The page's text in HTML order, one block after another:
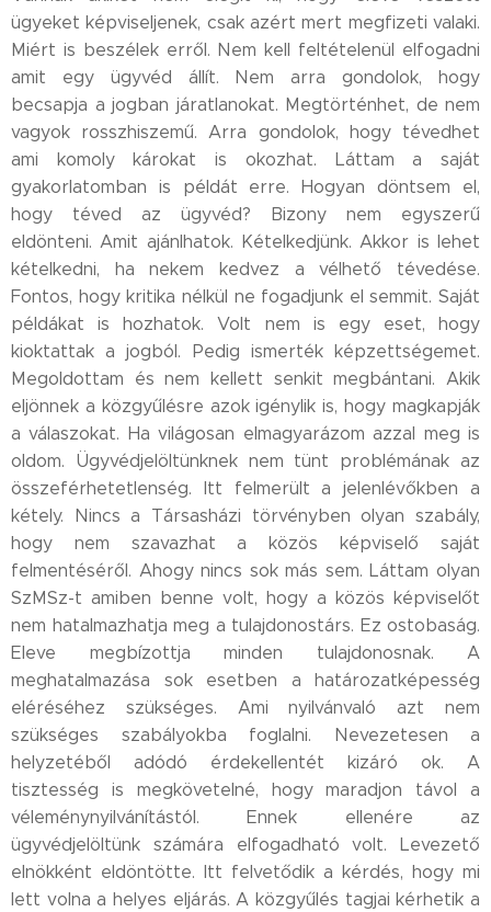
ügyeket képviseljenek, csak azért mert megfizeti valaki.
Miért is beszélek erről. Nem kell feltételenül elfogadni
amit egy ügyvéd állít. Nem arra gondolok, hogy
becsapja a jogban járatlanokat. Megtörténhet, de nem
vagyok rosszhiszemű. Arra gondolok, hogy tévedhet
ami komoly károkat is okozhat. Láttam a saját
gyakorlatomban is példát erre. Hogyan döntsem el,
hogy téved az ügyvéd? Bizony nem egyszerű
eldönteni. Amit ajánlhatok. Kételkedjünk. Akkor is lehet
kételkedni, ha nekem kedvez a vélhető tévedése.
Fontos, hogy kritika nélkül ne fogadjunk el semmit. Saját
példákat is hozhatok. Volt nem is egy eset, hogy
kioktattak a jogból. Pedig ismerték képzettségemet.
Megoldottam és nem kellett senkit megbántani. Akik
eljönnek a közgyűlésre azok igénylik is, hogy magkapják
a válaszokat. Ha világosan elmagyarázom azzal meg is
oldom. Ügyvédjelöltünknek nem tünt problémának az
összeférhetetlenség. Itt felmerült a jelenlévőkben a
kétely. Nincs a Társasházi törvényben olyan szabály,
hogy nem szavazhat a közös képviselő saját
felmentéséről. Ahogy nincs sok más sem. Láttam olyan
SzMSz-t amiben benne volt, hogy a közös képviselőt
nem hatalmazhatja meg a tulajdonostárs. Ez ostobaság.
Eleve megbízottja minden tulajdonosnak. A
meghatalmazása sok esetben a határozatképesség
eléréséhez szükséges. Ami nyilvánvaló azt nem
szükséges szabályokba foglalni. Nevezetesen a
helyzetéből adódó érdekellentét kizáró ok. A
tisztesség is megkövetelné, hogy maradjon távol a
véleménynyilvánítástól. Ennek ellenére az
ügyvédjelöltünk számára elfogadható volt. Levezető
elnökként eldöntötte. Itt felvetődik a kérdés, hogy mi
lett volna a helyes eljárás. A közgyűlés tagjai kérhetik a